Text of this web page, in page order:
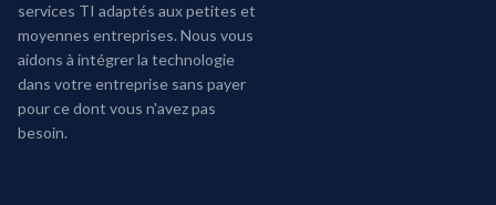
services TI adaptés aux petites et
moyennes entreprises. Nous vous
aidons à intégrer la technologie
dans votre entreprise sans payer
pour ce dont vous n'avez pas
besoin.